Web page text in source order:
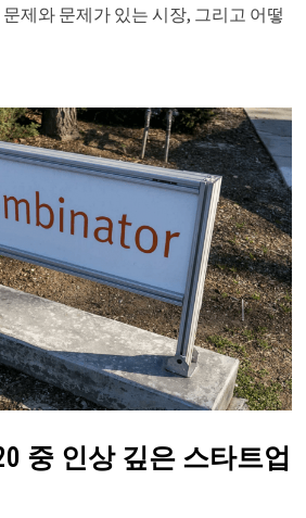
제와 문제가 있는 시장, 그리고 어떻
중 인상 깊은 스타트업